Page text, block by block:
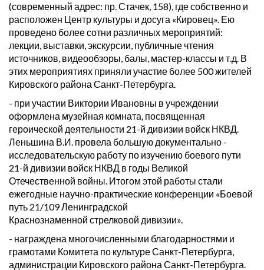
(современный адрес: пр. Стачек, 158), где собственно и
расположен Центр культуры и досуга «Кировец». Ею
проведено более сотни различных мероприятий:
лекции, выставки, экскурсии, публичные чтения
источников, видеообзоры, балы, мастер-классы и т.д. В
этих мероприятиях приняли участие более 500 жителей
Кировского района Санкт-Петербурга.
- при участии Виктории Ивановны в учреждении
оформлена музейная комната, посвященная
героической деятельности 21-й дивизии войск НКВД.
Леньшина В.И. провела большую документально -
исследовательскую работу по изучению боевого пути
21-й дивизии войск НКВД в годы Великой
Отечественной войны. Итогом этой работы стали
ежегодные научно-практические конференции «Боевой
путь 21/109 Ленинградской
Краснознаменной стрелковой дивизии».
- награждена многочисленными благодарностями и
грамотами Комитета по культуре Санкт-Петербурга,
администрации Кировского района Санкт-Петербурга.